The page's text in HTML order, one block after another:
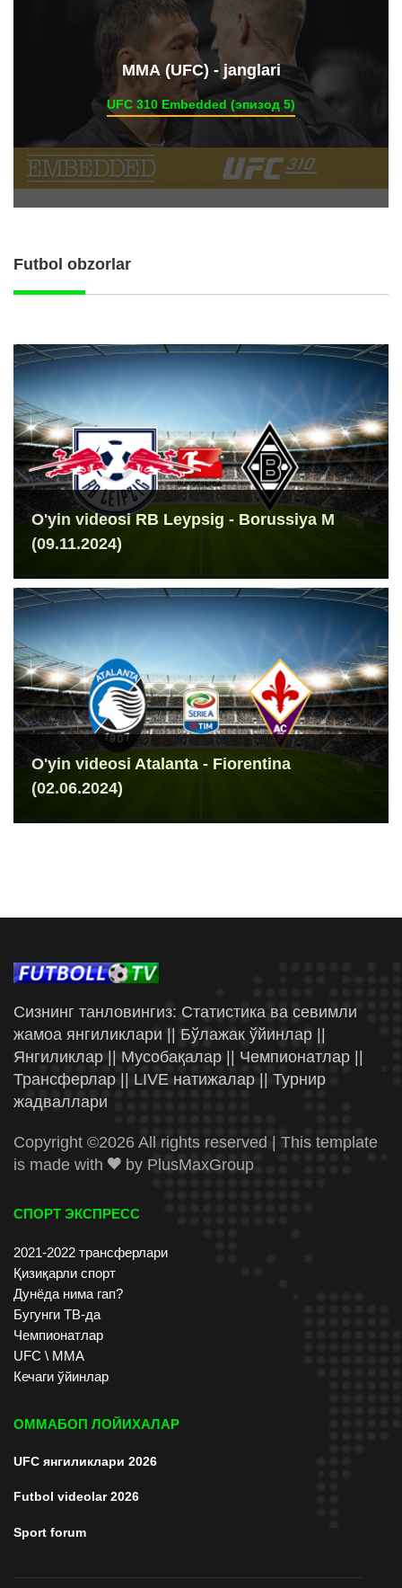
ММА (UFC) - janglari
UFC 310 Embedded (эпизод 5)
Futbol obzorlar
O'yin videosi RB Leypsig - Borussiya M
(09.11.2024)
O'yin videosi Atalanta - Fiorentina
(02.06.2024)
Сизнинг танловингиз: Статистика ва севимли
жамоа янгиликлари || Бўлажак ўйинлар ||
Янгиликлар || Мусобақалар || Чемпионатлар ||
Трансферлар || LIVE натижалар || Турнир
жадваллари
Copyright ©2026 All rights reserved | This template
is made with
by PlusMaxGroup
СПОРТ ЭКСПРЕСС
2021-2022 трансферлари
Қизиқарли спорт
Дунёда нима гап?
Бугунги ТВ-да
Чемпионатлар
UFC \ ММА
Кечаги ўйинлар
ОММАБОП ЛОЙИХАЛАР
UFC янгиликлари 2026
Futbol videolar 2026
Sport forum